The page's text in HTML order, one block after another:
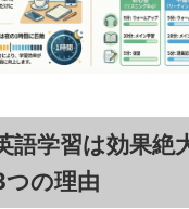
語学習は効果絶
の理由